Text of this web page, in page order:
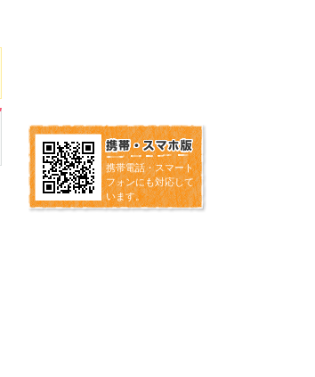
携帯電話・スマート
フォンにも対応して
います。